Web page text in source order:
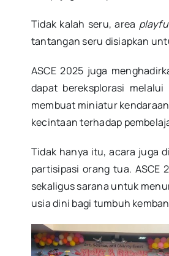
Tidak kalah seru, area
tantangan seru disiapkan
ASCE 2025 juga
dapat bereksplorasi
membuat miniatur
kecintaan terhadap
Tidak hanya itu, acara juga
partisipasi orang tua. ASCE
sekaligus sarana untuk
usia dini bagi tumbuh